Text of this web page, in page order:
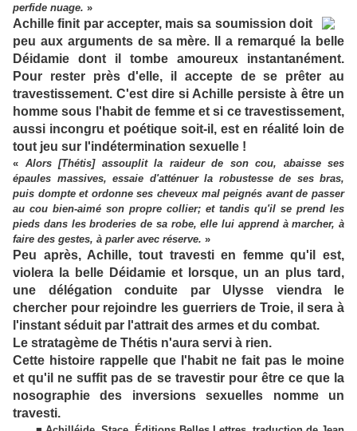
perfide nuage. »
Achille finit par accepter, mais sa soumission doit
peu aux arguments de sa mère. Il a remarqué la belle
Déidamie dont il tombe amoureux instantanément.
Pour rester près d'elle, il accepte de se prêter au
travestissement. C'est dire si Achille persiste à être un
homme sous l'habit de femme et si ce travestissement,
aussi incongru et poétique soit-il, est en réalité loin de
tout jeu sur l'indétermination sexuelle !
« Alors [Thétis] assouplit la raideur de son cou, abaisse ses
épaules massives, essaie d'atténuer la robustesse de ses bras,
puis dompte et ordonne ses cheveux mal peignés avant de passer
au cou bien-aimé son propre collier; et tandis qu'il se prend les
pieds dans les broderies de sa robe, elle lui apprend à marcher, à
faire des gestes, à parler avec réserve. »
Peu après, Achille, tout travesti en femme qu'il est,
violera la belle Déidamie et lorsque, un an plus tard,
une délégation conduite par Ulysse viendra le
chercher pour rejoindre les guerriers de Troie, il sera à
l'instant séduit par l'attrait des armes et du combat.
Le stratagème de Thétis n'aura servi à rien.
Cette histoire rappelle que l'habit ne fait pas le moine
et qu'il ne suffit pas de se travestir pour être ce que la
nosographie des inversions sexuelles nomme un
travesti.